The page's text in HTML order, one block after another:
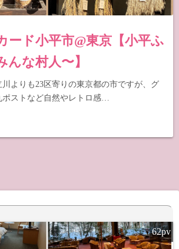
ード小平市@東京【小平ふ
んな村人〜】
よりも23区寄りの東京都の市ですが、グ
ポストなど自然やレトロ感…
62pv